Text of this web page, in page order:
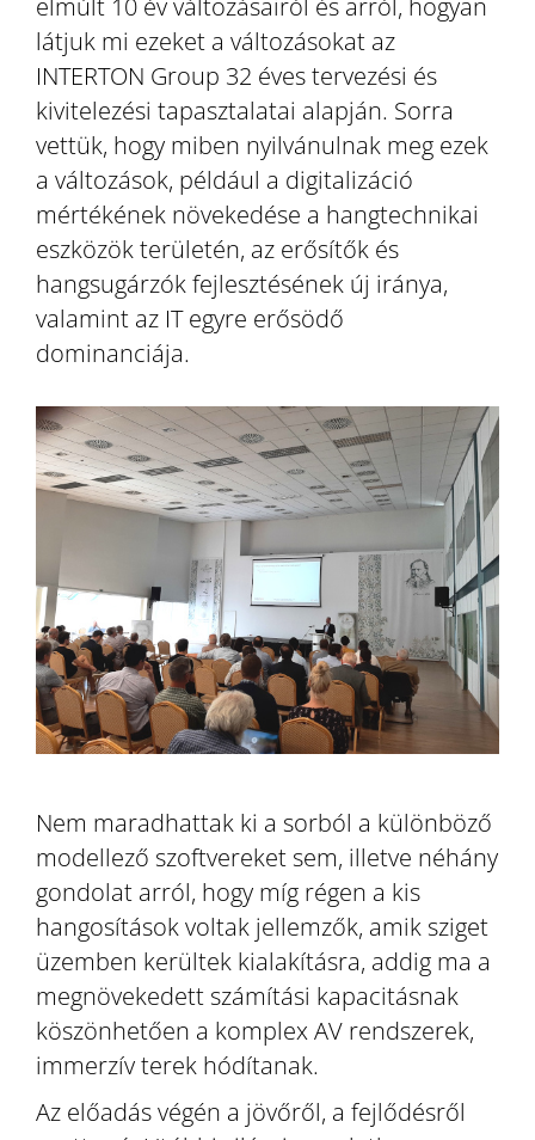
látjuk mi ezeket a változásokat az
INTERTON Group 32 éves tervezési és
kivitelezési tapasztalatai alapján. Sorra
vettük, hogy miben nyilvánulnak meg ezek
a változások, például a digitalizáció
mértékének növekedése a hangtechnikai
eszközök területén, az erősítők és
hangsugárzók fejlesztésének új iránya,
valamint az IT egyre erősödő
dominanciája.
Nem maradhattak ki a sorból a különböző
modellező szoftvereket sem, illetve néhány
gondolat arról, hogy míg régen a kis
hangosítások voltak jellemzők, amik sziget
üzemben kerültek kialakításra, addig ma a
megnövekedett számítási kapacitásnak
köszönhetően a komplex AV rendszerek,
immerzív terek hódítanak.
Az előadás végén a jövőről, a fejlődésről